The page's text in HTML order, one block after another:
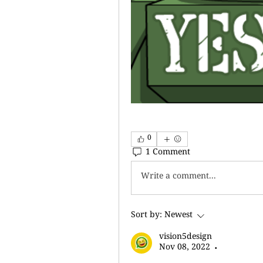
0
1 Comment
Write a comment...
Sort by: Newest
vision5design
Nov 08, 2022
•